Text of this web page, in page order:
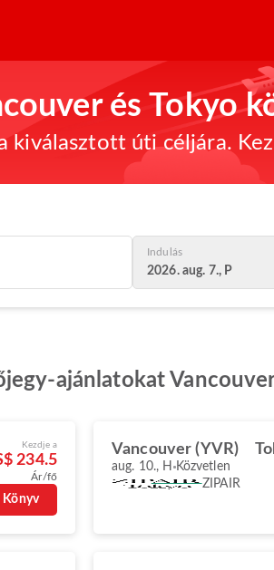
és Tokyo
kiválasztott úti céljára.
Indulás
2026. aug. 7., P
ajánlatokat
Kezdje a
234.5
Ár/fő
Könyv
Vancouver (YVR)
aug. 10., H Közvetlen
ZIPAIR